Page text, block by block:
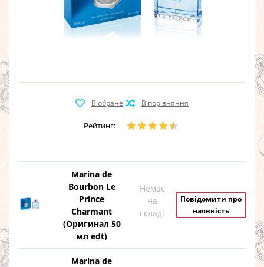
Рейтинг:
Marina de
Bourbon Le
Prince
Charmant
(Оригинал 50
мл edt)
Немає
на
складі
Повідомити про
наявність
Marina de